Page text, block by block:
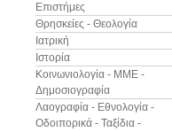
Επιστήμες
Θρησκείες - Θεολογία
Ιατρική
Ιστορία
Κοινωνιολογία - ΜΜΕ -
Δημοσιογραφία
Λαογραφία - Εθνολογία -
Οδοιπορικά - Ταξίδια -